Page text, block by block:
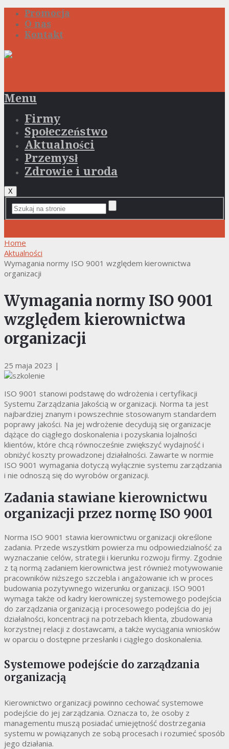
Promocja
O nas
Kontakt
Menu
Firmy
Społeczeństwo
Aktualności
Przemysł
Zdrowie i uroda
X
Home
Aktualności
Wymagania normy ISO 9001 względem kierownictwa
organizacji
Wymagania normy ISO 9001
względem kierownictwa
organizacji
25 maja 2023 |
ISO 9001 stanowi podstawę do wdrożenia i certyfikacji
Systemu Zarządzania Jakością w organizacji. Norma ta jest
najbardziej znanym i powszechnie stosowanym standardem
poprawy jakości. Na jej wdrożenie decydują się organizacje
dążące do ciągłego doskonalenia i pozyskania lojalności
klientów, które chcą równocześnie zwiększyć wydajność i
obniżyć koszty prowadzonej działalności. Zawarte w normie
ISO 9001 wymagania dotyczą wyłącznie systemu zarządzania
i nie odnoszą się do wyrobów organizacji.
Zadania stawiane kierownictwu
organizacji przez normę ISO 9001
Norma ISO 9001 stawia kierownictwu organizacji określone
zadania. Przede wszystkim powierza mu odpowiedzialność za
wyznaczanie celów, strategii i kierunku rozwoju firmy. Zgodnie
z tą normą zadaniem kierownictwa jest również motywowanie
pracowników niższego szczebla i angażowanie ich w proces
budowania pozytywnego wizerunku organizacji. ISO 9001
wymaga także od kadry kierowniczej systemowego podejścia
do zarządzania organizacją i procesowego podejścia do jej
działalności, koncentracji na potrzebach klienta, zbudowania
korzystnej relacji z dostawcami, a także wyciągania wniosków
w oparciu o dostępne przesłanki i ciągłego doskonalenia.
Systemowe podejście do zarządzania
organizacją
Kierownictwo organizacji powinno cechować systemowe
podejście do jej zarządzania. Oznacza to, że osoby z
managementu muszą posiadać umiejętność dostrzegania
systemu w powiązanych ze sobą procesach i rozumieć sposób
jego działania.